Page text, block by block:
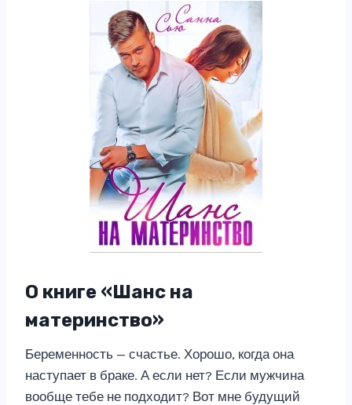
О книге «Шанс на
материнство»
Беременность — счастье. Хорошо, когда она
наступает в браке. А если нет? Если мужчина
вообще тебе не подходит? Вот мне будущий